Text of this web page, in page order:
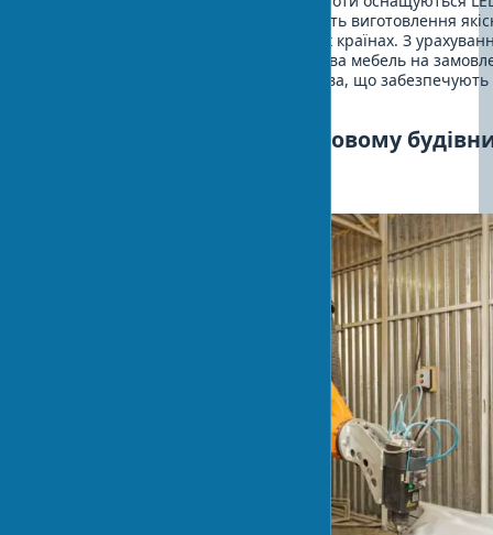
та системою клімат-контролю. Вартість виготовлення
починається від $800 у православних країнах. З
конструктивних особливостей, храмова мебель на
виготовляється з твердих порід дерева, що забезпечують
Сучасні технології в храмовому